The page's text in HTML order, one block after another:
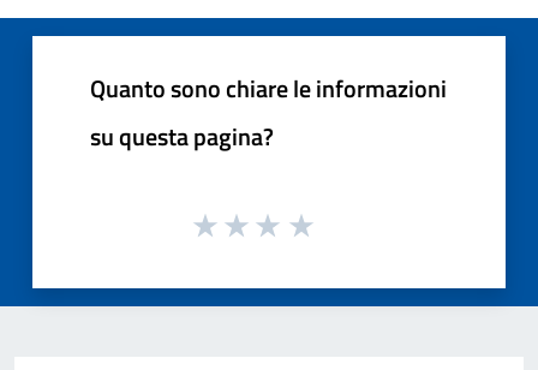
Quanto sono chiare le informazioni
su questa pagina?